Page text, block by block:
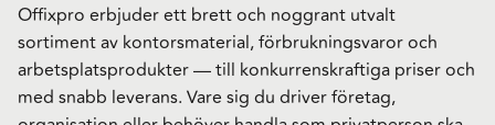
Offixpro erbjuder ett brett och noggrant utvalt
sortiment av kontorsmaterial, förbrukningsvaror och
arbetsplatsprodukter — till konkurrenskraftiga priser och
med snabb leverans. Vare sig du driver företag,